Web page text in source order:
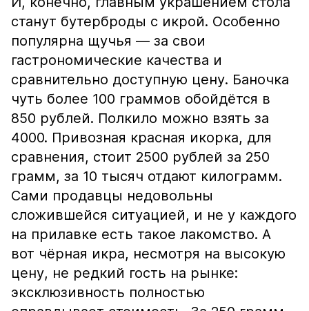
станут бутерброды с икрой. Особенно
популярна щучья — за свои
гастрономические качества и
сравнительно доступную цену. Баночка
чуть более 100 граммов обойдётся в
850 рублей. Полкило можно взять за
4000. Привозная красная икорка, для
сравнения, стоит 2500 рублей за 250
грамм, за 10 тысяч отдают килограмм.
Сами продавцы недовольны
сложившейся ситуацией, и не у каждого
на прилавке есть такое лакомство. А
вот чёрная икра, несмотря на высокую
цену, не редкий гость на рынке:
эксклюзивность полностью